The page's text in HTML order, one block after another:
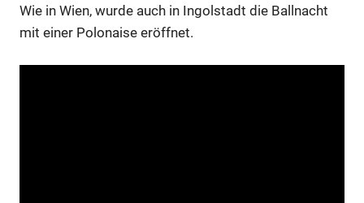
Wie in Wien, wurde auch in Ingolstadt die Ballnacht
mit einer Polonaise eröffnet.